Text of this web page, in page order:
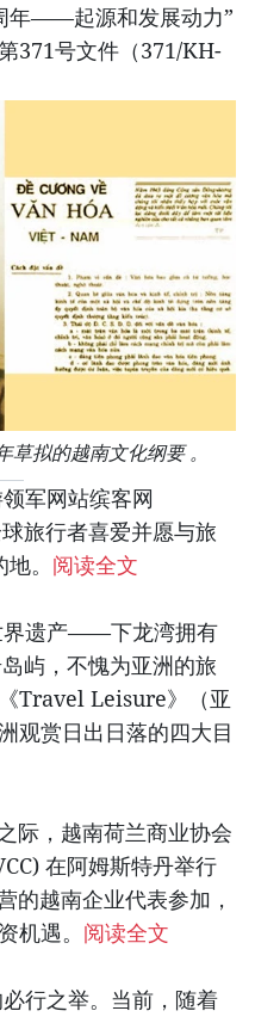
年——起源和发展动力”
371号文件（371/KH-
草拟的越南文化纲要 。
军网站缤客网
旅行者喜爱并愿与旅
。 阅读全文
界遗产——下龙湾拥有
屿，不愧为亚洲的旅
Travel Leisure》（亚
观赏日出日落的四大目
际，越南荷兰商业协会
在阿姆斯特丹举行
的越南企业代表参加，
机遇。 阅读全文
行之举。当前，随着